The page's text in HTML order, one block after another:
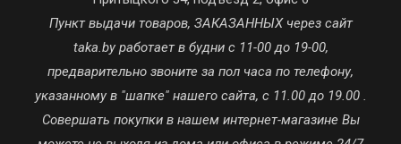
Пункт выдачи товаров, ЗАКАЗАННЫХ через сайт
taka.by работает в будни с 11-00 до 19-00,
предварительно звоните за пол часа по телефону,
указанному в "шапке" нашего сайта, с 11.00 до 19.00 .
Совершать покупки в нашем интернет-магазине Вы